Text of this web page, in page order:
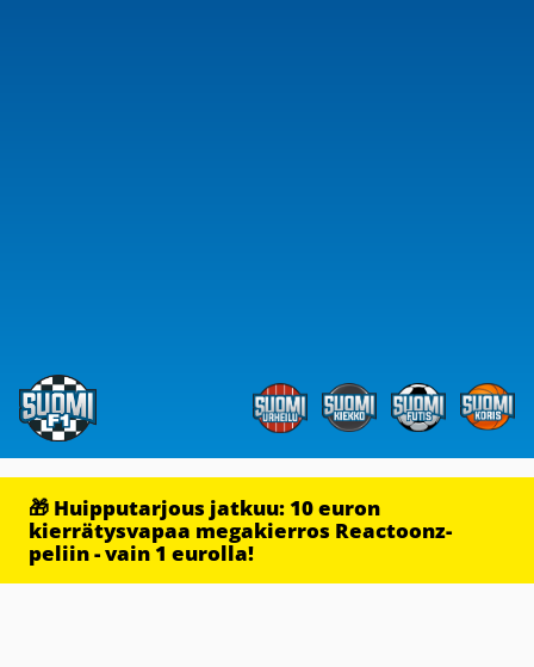
🎁 Huipputarjous jatkuu: 10 euron
kierrätysvapaa megakierros Reactoonz-
peliin - vain 1 eurolla!